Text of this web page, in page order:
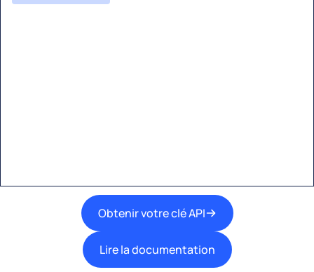
Obtenir votre clé API
Lire la documentation